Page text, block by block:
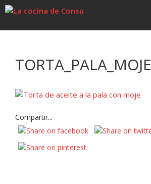
Saltar
Saltar
TORTA_PALA_MOJE
Compartir...